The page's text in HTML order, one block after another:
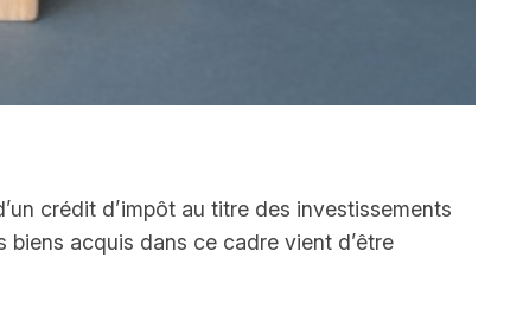
crédit d’impôt au titre des investissements
acquis dans ce cadre vient d’être